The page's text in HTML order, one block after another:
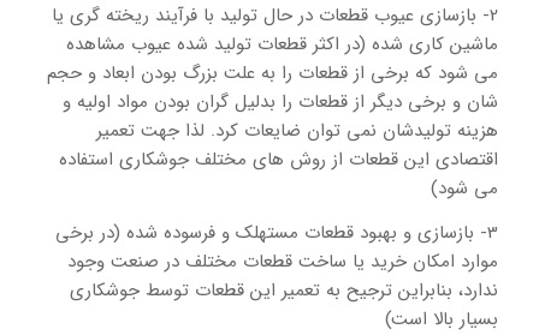
2- بازسازی عیوب قطعات در حال تولید با فرآیند ریخته گری یا
ماشین کاری شده (در اکثر قطعات تولید شده عیوب مشاهده
می شود که برخی از قطعات را به علت بزرگ بودن ابعاد و حجم
شان و برخی دیگر از قطعات را بدلیل گران بودن مواد اولیه و
هزینه تولیدشان نمی توان ضایعات کرد. لذا جهت تعمیر
اقتصادی این قطعات از روش های مختلف جوشکاری استفاده
می شود)
3- بازسازی و بهبود قطعات مستهلک و فرسوده شده (در برخی
موارد امکان خرید یا ساخت قطعات مختلف در صنعت وجود
ندارد، بنابراین ترجیح به تعمیر این قطعات توسط جوشکاری
بسیار بالا است)